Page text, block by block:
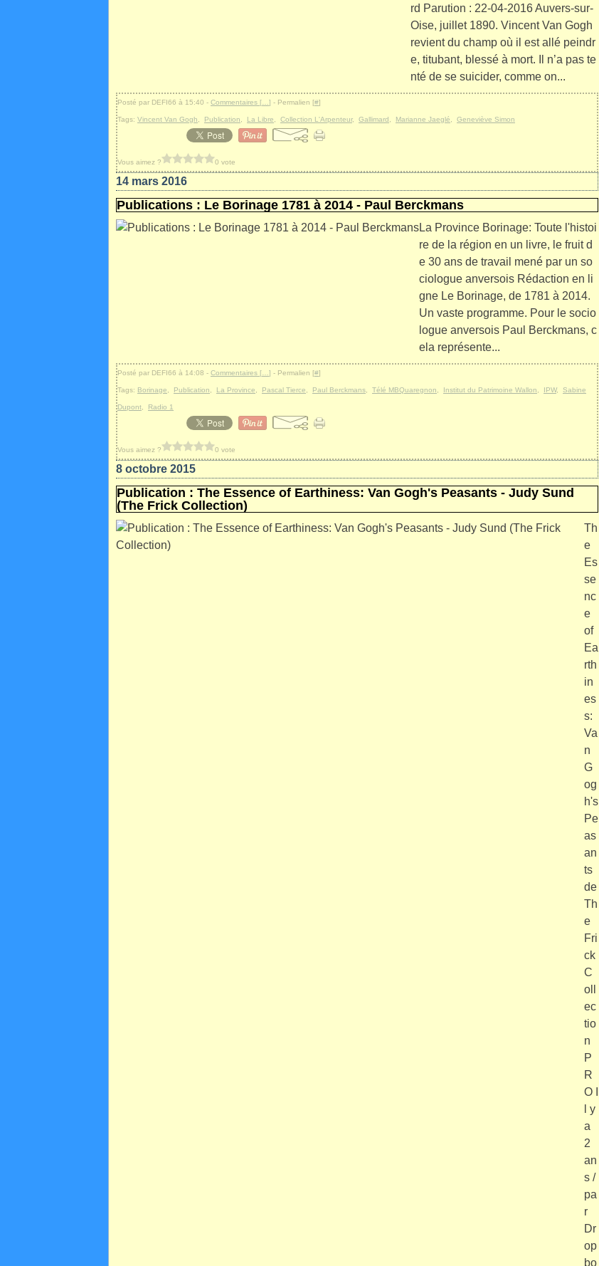
rd Parution : 22-04-2016 Auvers-sur-
Oise, juillet 1890. Vincent Van Gogh
revient du champ où il est allé peindr
e, titubant, blessé à mort. Il n’a pas te
nté de se suicider, comme on...
Posté par DEFI66 à 15:40 - Commentaires [ ] - Permalien [#]
Tags: Vincent Van Gogh Publication La Libre Collection L'Arpenteur, Gallimard Marianne Jaeglé Geneviève Simon
Vous aimez ? 0 vote
14 mars 2016
Publications : Le Borinage 1781 à 2014 - Paul Berckmans
La Province Borinage: Toute l'histoi
re de la région en un livre, le fruit d
e 30 ans de travail mené par un so
ciologue anversois Rédaction en li
gne Le Borinage, de 1781 à 2014.
Un vaste programme. Pour le socio
logue anversois Paul Berckmans, c
ela représente...
Posté par DEFI66 à 14:08 - Commentaires [ ] - Permalien [#]
Tags: Borinage Publication La Province Pascal Tierce Paul Berckmans Télé MBQuaregnon Institut du Patrimoine Wallon IPW, Sabine
Dupont Radio 1
Vous aimez ? 0 vote
8 octobre 2015
Publication : The Essence of Earthiness: Van Gogh's Peasants - Judy Sund
(The Frick Collection)
Th
e
Es
se
nc
e
of
Ea
rth
in
es
s:
Va
n
G
og
h's
Pe
as
an
ts
de
Th
e
Fri
ck
C
oll
ec
tio
n
P
R
O I
l y
a
2
an
s /
pa
r
Dr
op
bo